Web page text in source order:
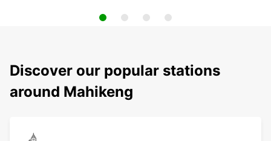
Discover our popular stations
around Mahikeng